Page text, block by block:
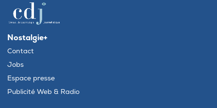
Nostalgie+
Contact
Jobs
Espace presse
Publicité Web & Radio